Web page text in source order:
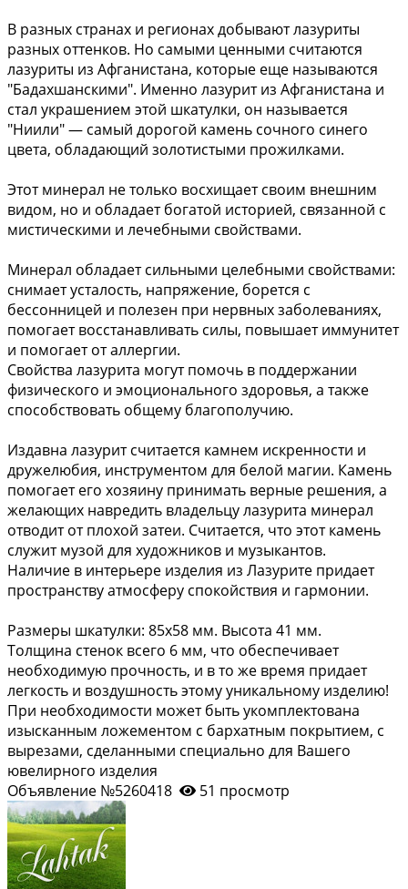
В разных странах и регионах добывают лазуриты
разных оттенков. Но самыми ценными считаются
лазуриты из Афганистана, которые еще называются
"Бадахшанскими". Именно лазурит из Афганистана и
стал украшением этой шкатулки, он называется
"Ниили" — самый дорогой камень сочного синего
цвета, обладающий золотистыми прожилками.
Этот минерал не только восхищает своим внешним
видом, но и обладает богатой историей, связанной с
мистическими и лечебными свойствами.
Минерал обладает сильными целебными свойствами:
снимает усталость, напряжение, борется с
бессонницей и полезен при нервных заболеваниях,
помогает восстанавливать силы, повышает иммунитет
и помогает от аллергии.
Свойства лазурита могут помочь в поддержании
физического и эмоционального здоровья, а также
способствовать общему благополучию.
Издавна лазурит считается камнем искренности и
дружелюбия, инструментом для белой магии. Камень
помогает его хозяину принимать верные решения, а
желающих навредить владельцу лазурита минерал
отводит от плохой затеи. Считается, что этот камень
служит музой для художников и музыкантов.
Наличие в интерьере изделия из Лазурите придает
пространству атмосферу спокойствия и гармонии.
Размеры шкатулки: 85х58 мм. Высота 41 мм.
Толщина стенок всего 6 мм, что обеспечивает
необходимую прочность, и в то же время придает
легкость и воздушность этому уникальному изделию!
При необходимости может быть укомплектована
изысканным ложементом с бархатным покрытием, с
вырезами, сделанными специально для Вашего
ювелирного изделия
Объявление №5260418
51 просмотр